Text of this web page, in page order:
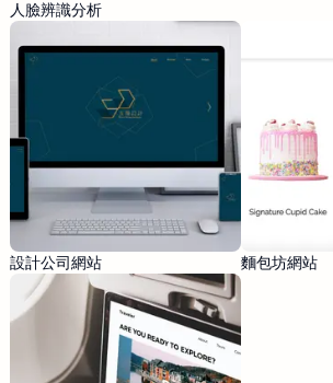
人臉辨識分析
設計公司網站 麵包坊網站